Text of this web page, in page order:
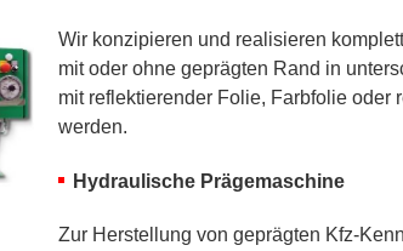
Wir konzipieren und realisieren
mit oder ohne geprägten Rand in
mit reflektierender Folie, Farbfolie oder
werden.
Hydraulische Prägemaschine
Zur Herstellung von geprägten Kfz-